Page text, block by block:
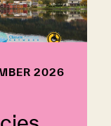
2026